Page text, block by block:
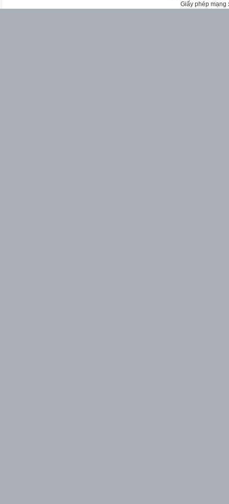
Giấy phép mạng